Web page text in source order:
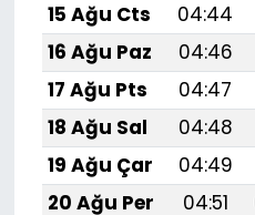
15 Ağu Cts
04:44
16 Ağu Paz
04:46
17 Ağu Pts
04:47
18 Ağu Sal
04:48
19 Ağu Çar
04:49
20 Ağu Per
04:51